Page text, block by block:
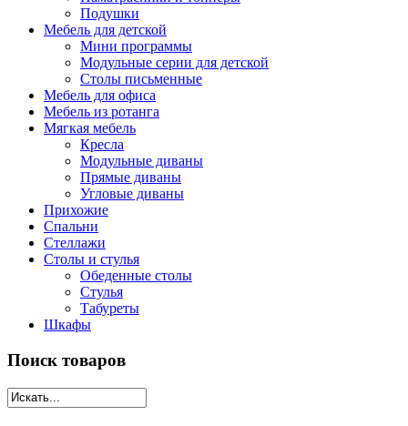
Подушки
Мебель для детской
Мини программы
Модульные серии для детской
Столы письменные
Мебель для офиса
Мебель из ротанга
Мягкая мебель
Кресла
Модульные диваны
Прямые диваны
Угловые диваны
Прихожие
Спальни
Стеллажи
Столы и стулья
Обеденные столы
Стулья
Табуреты
Шкафы
Поиск товаров